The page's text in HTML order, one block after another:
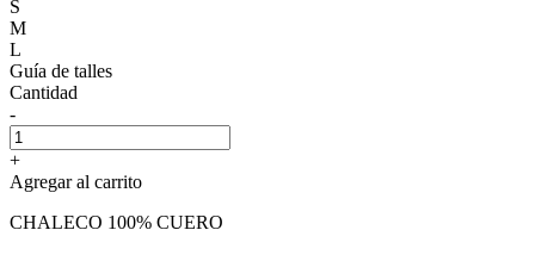
S
M
L
Guía de talles
Cantidad
-
+
Agregar al carrito
CHALECO 100% CUERO